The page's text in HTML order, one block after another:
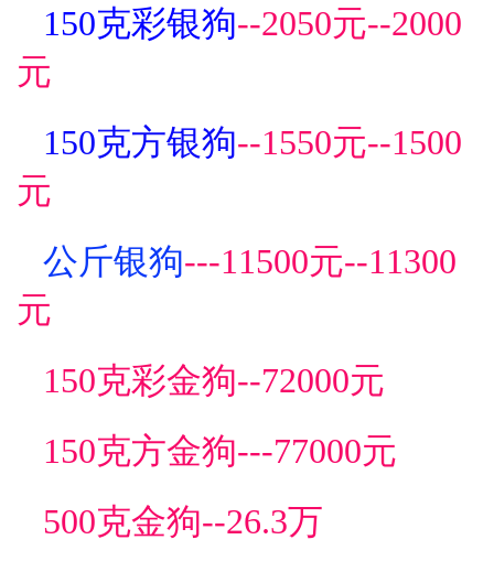
150克彩银狗--2050元--2000
元
150克方银狗--1550元--1500
元
公斤银狗---11500元--11300
元
150克彩金狗--72000元
150克方金狗---77000元
500克金狗--26.3万